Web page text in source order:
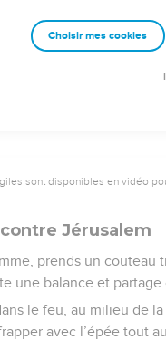
et ils boiront de
et d'eau, et ils
sont disponibles en vidéo
Jérusalem
prends un
une balance et partage
le feu, au milieu de
avec l’épée tout
Choisir mes cookies